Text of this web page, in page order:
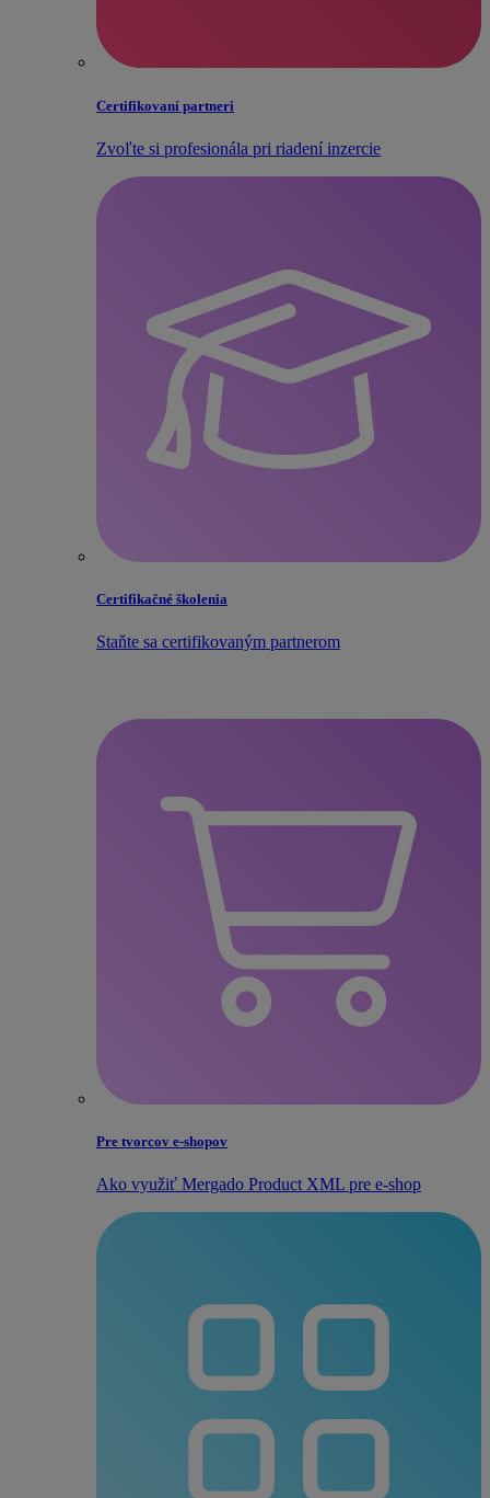
Certifikovaní partneri
Zvoľte si profesionála pri riadení inzercie
Certifikačné školenia
Staňte sa certifikovaným partnerom
Pre tvorcov e‑shopov
Ako využiť Mergado Product XML pre e‑shop